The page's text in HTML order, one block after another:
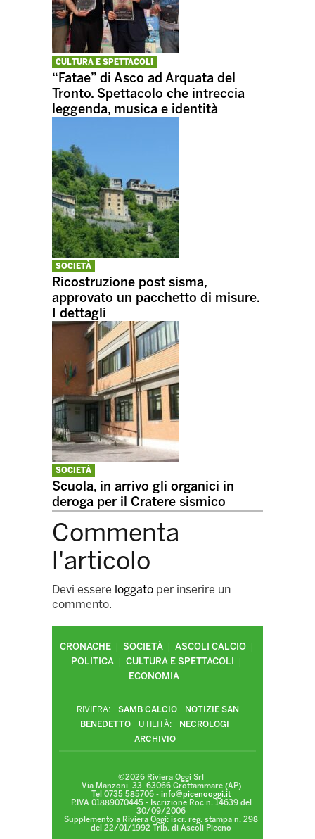
CULTURA E SPETTACOLI
“Fatae” di Asco ad Arquata del
Tronto. Spettacolo che intreccia
leggenda, musica e identità
SOCIETÀ
Ricostruzione post sisma,
approvato un pacchetto di misure.
I dettagli
SOCIETÀ
Scuola, in arrivo gli organici in
deroga per il Cratere sismico
Commenta
l'articolo
Devi essere loggato per inserire un
commento.
CRONACHE SOCIETÀ
ASCOLI CALCIO
POLITICA
CULTURA E SPETTACOLI
ECONOMIA
RIVIERA: SAMB CALCIO
NOTIZIE SAN
BENEDETTO
UTILITÀ:
NECROLOGI
ARCHIVIO
©2026 Riviera Oggi Srl
Via Manzoni, 33, 63066 Grottammare (AP)
Tel 0735 585706 - info@picenooggi.it
P.IVA 01889070445 - Iscrizione Roc n. 14639 del
30/09/2006
Supplemento a Riviera Oggi: iscr. reg. stampa n. 298
del 22/01/1992-Trib. di Ascoli Piceno